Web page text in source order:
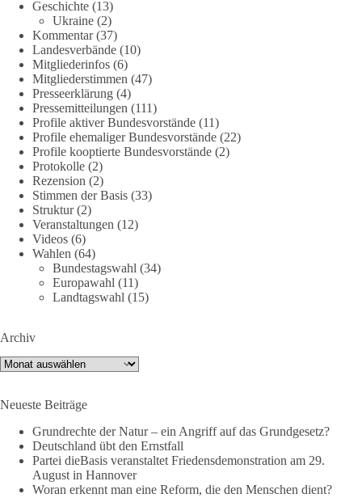
36 60
DieBasis
24 Stunden zuvor
🕊 Wir wollen den Krieg mit Russland nicht!
Am 20. Juni 2026 fand in Berlin am Brandenburger Tor die
Demonstration mit dem Motto „Russland ist nicht unser
Feind“ statt.
Hier ein Auszug aus der Rede von der
Bundestagsabgeordneten Sevim Dağdelen (BSW).
„Wir müssen Nein sagen zu diesem stinkenden
Revanchismus!“
si=2b_C6GgNY9EB-rXw
❤️ Wir freuen uns über deine Unterstützung:
https://diebasis.de/spenden/
#dieBasis #frieden #russandistnichtunserFeind #friedenspartei
Geschichte (13)
Ukraine (2)
Kommentar(37)
Landesverbände (10)
Mitgliederinfos (6)
Mitgliederstimmen (47)
Presseerklärung (4)
Pressemitteilungen (111)
Profile aktiver Bundesvorstände (11)
Profile ehemaliger Bundesvorstände (22)
Profile kooptierte Bundesvorstände (2)
Protokolle (2)
Rezension (2)
Stimmen der Basis (33)
Struktur(2)
Veranstaltungen (12)
Videos (6)
Wahlen (64)
Bundestagswahl (34)
Europawahl (11)
Landtagswahl (15)
Archiv
Archiv
Neueste Beiträge
Grundrechte der Natur – ein Angriff auf das Grundgesetz?
Deutschland übt den Ernstfall
Partei dieBasis veranstaltet Friedensdemonstration am 29.
August in Hannover
Woran erkennt man eine Reform, die den Menschen dient?